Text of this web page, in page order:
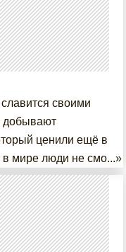
своими
добывают
ценили ещё в
в мире люди не смо...»